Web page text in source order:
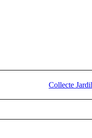
Collecte